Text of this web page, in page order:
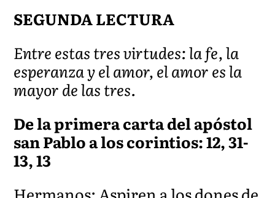
SEGUNDA LECTURA
Entre estas tres virtudes: la fe, la
esperanza y el amor, el amor es la
mayor de las tres.
De la primera carta del apóstol
san Pablo a los corintios: 12, 31-
13, 13